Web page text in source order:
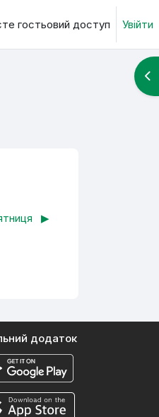
гостьовий доступ Увійти
▶︎
додаток